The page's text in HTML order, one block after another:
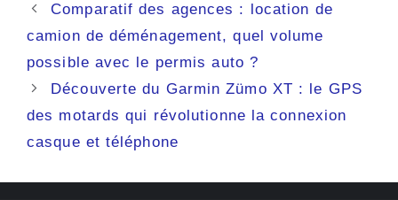
Comparatif des agences : location de
camion de déménagement, quel volume
possible avec le permis auto ?
Découverte du Garmin Zümo XT : le GPS
des motards qui révolutionne la connexion
casque et téléphone